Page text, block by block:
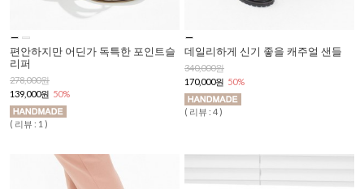
편안하지만 어딘가 독특한 포인트슬
리퍼
278,000원
139,000원 50%
( 리뷰 : 1 )
데일리하게 신기 좋을 캐주얼 샌들
340,000원
170,000원 50%
( 리뷰 : 4 )